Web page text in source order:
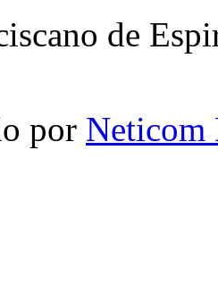
de
por Neticom